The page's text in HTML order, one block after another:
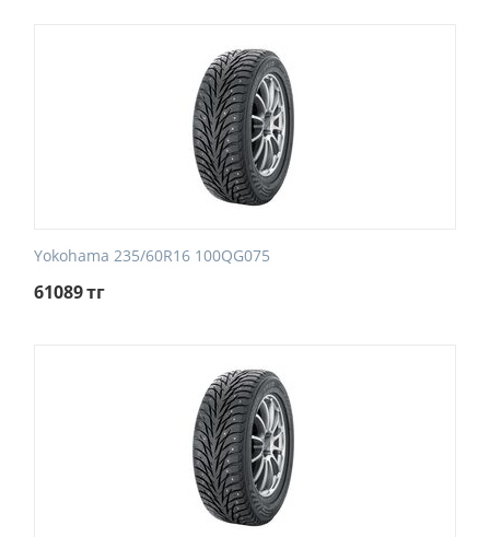
Yokohama 235/60R16 100QG075
61089тг